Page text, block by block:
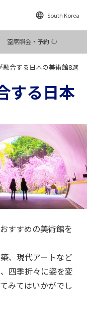
South Korea
空席照会・予約
融合する日本の美術館8選
する日本
すすめの美術館を
、現代アートなど
四季折々に姿を変
みてはいかがでし